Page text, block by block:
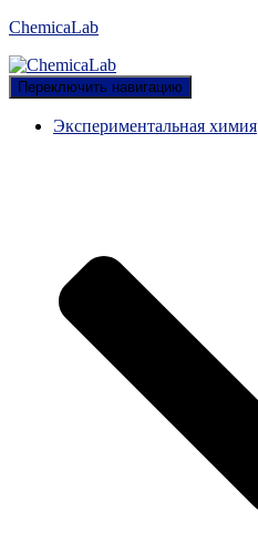
ChemicaLab
Переключить навигацию
Экспериментальная химия